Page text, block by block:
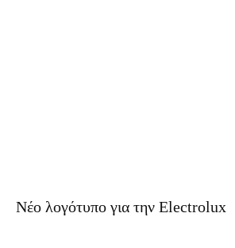
Νέο λογότυπο για την Electrolux